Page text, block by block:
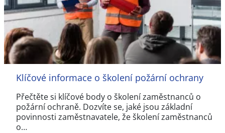
Klíčové informace o školení požární ochrany
Přečtěte si klíčové body o školení zaměstnanců o
požární ochraně. Dozvíte se, jaké jsou základní
povinnosti zaměstnavatele, že školení zaměstnanců
o…